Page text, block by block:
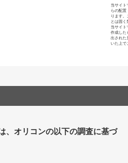
当サイト
らの配置
ります。
とは固く
当サイト
作成した
出された
いた上で
、オリコンの以下の調査に基づ